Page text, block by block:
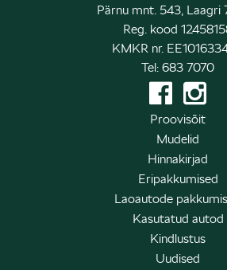
Pärnu mnt. 543, Laagri
Reg. kood
KMKR nr.
Tel: 683 7070
Proovisõit
Mudelid
Hinnakirjad
Eripakkumised
Laoautode
Kasutatud autod
Kindlustus
Uudised